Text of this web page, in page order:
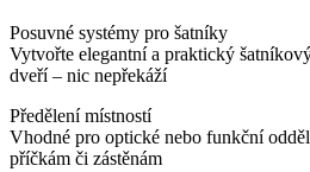
Posuvné systémy pro šatníky
Vytvořte elegantní a praktický
dveří – nic nepřekáží
Předělení místností
Vhodné pro optické nebo funkční
příčkám či zástěnám